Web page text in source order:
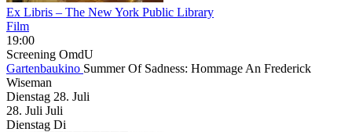
Ex Libris – The New York Public Library
Film
19:00
Screening OmdU
Gartenbaukino Summer Of Sadness: Hommage An Frederick
Wiseman
Dienstag 28. Juli
28. Juli Juli
Dienstag Di